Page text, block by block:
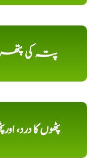
پتہ کی
پٹھوں کا درد،